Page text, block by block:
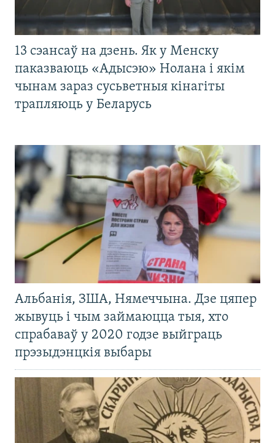
13 сэансаў на дзень. Як у Менску
паказваюць «Адысэю» Нолана і якім
чынам зараз сусьветныя кінагіты
трапляюць у Беларусь
Альбанія, ЗША, Нямеччына. Дзе цяпер
жывуць і чым займаюцца тыя, хто
спрабаваў у 2020 годзе выйграць
прэзыдэнцкія выбары